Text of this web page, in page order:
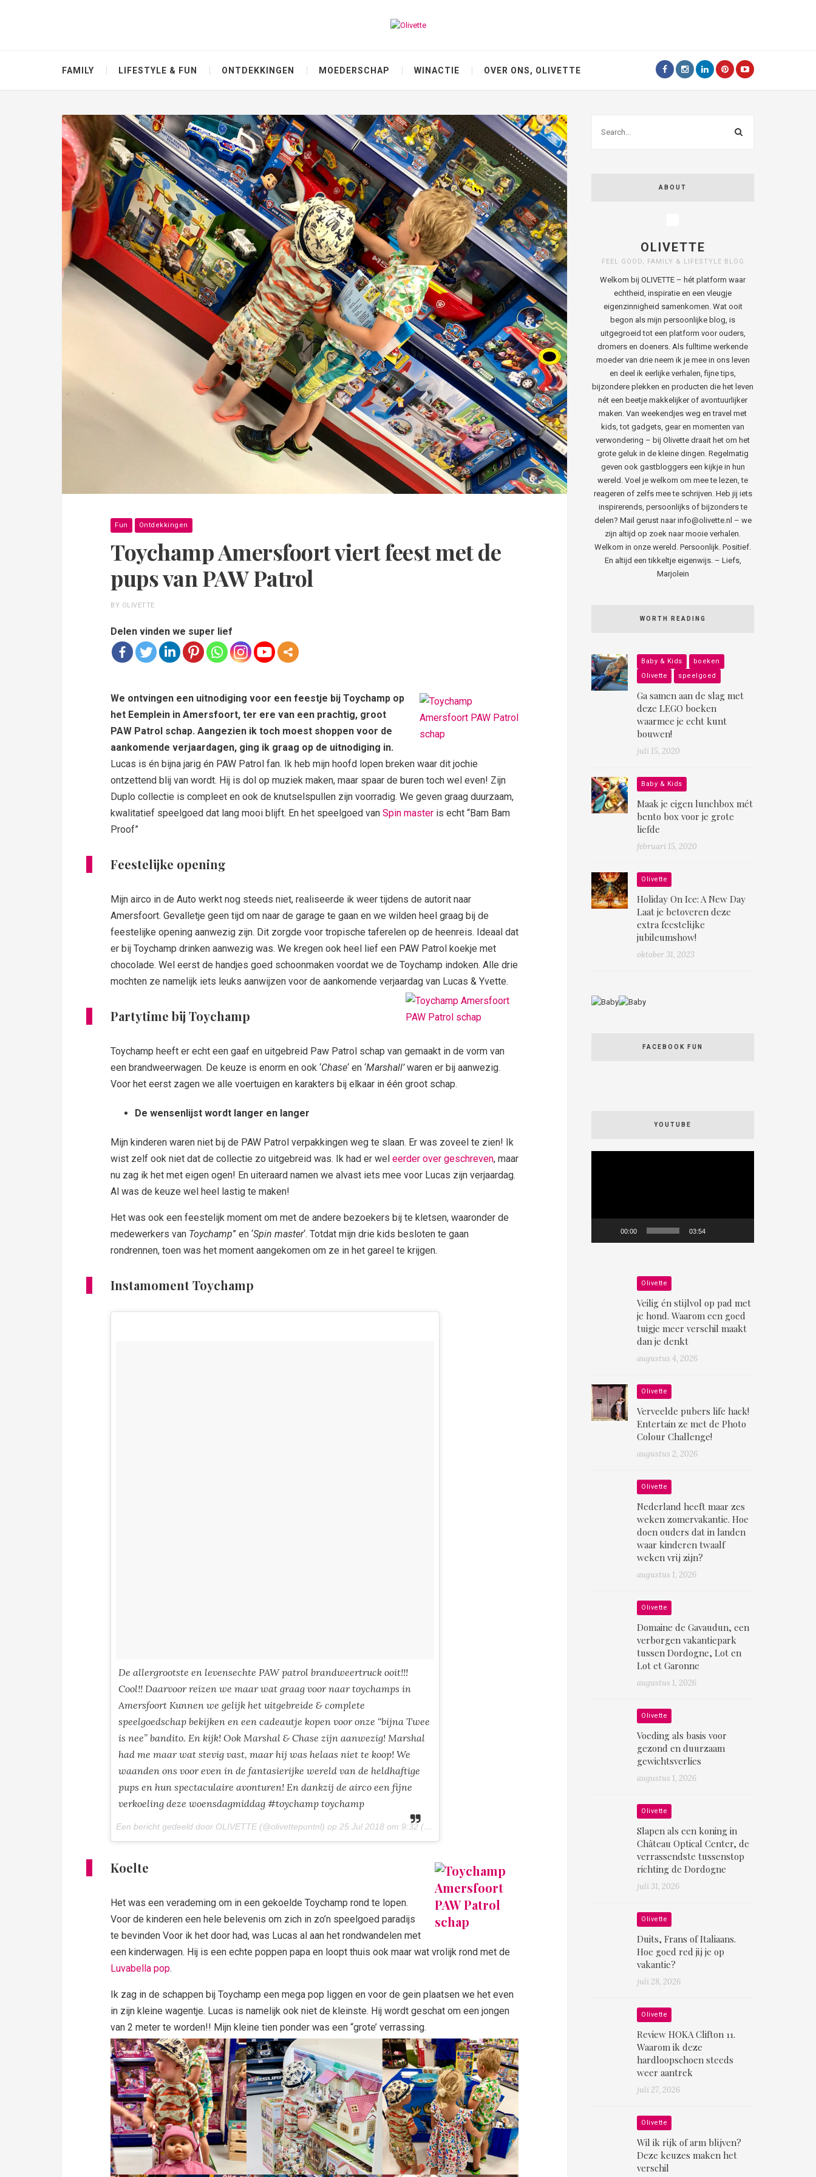
FAMILY LIFESTYLE & FUN ONTDEKKINGEN MOEDERSCHAP WINACTIE OVER ONS, OLIVETTE
Fun Ontdekkingen
Toychamp Amersfoort viert feest met de
pups van PAW Patrol
BY OLIVETTE
Delen vinden we super lief
We ontvingen een uitnodiging voor een feestje bij Toychamp op
het Eemplein in Amersfoort, ter ere van een prachtig, groot
PAW Patrol schap. Aangezien ik toch moest shoppen voor de
aankomende verjaardagen, ging ik graag op de uitnodiging in.
Lucas is én bijna jarig én PAW Patrol fan. Ik heb mijn hoofd lopen breken waar dit jochie
ontzettend blij van wordt. Hij is dol op muziek maken, maar spaar de buren toch wel even! Zijn
Duplo collectie is compleet en ook de knutselspullen zijn voorradig. We geven graag duurzaam,
kwalitatief speelgoed dat lang mooi blijft. En het speelgoed van Spin master is echt “Bam Bam
Proof”
Feestelijke opening
Mijn airco in de Auto werkt nog steeds niet, realiseerde ik weer tijdens de autorit naar
Amersfoort. Gevalletje geen tijd om naar de garage te gaan en we wilden heel graag bij de
feestelijke opening aanwezig zijn. Dit zorgde voor tropische taferelen op de heenreis. Ideaal dat
er bij Toychamp drinken aanwezig was. We kregen ook heel lief een PAW Patrol koekje met
chocolade. Wel eerst de handjes goed schoonmaken voordat we de Toychamp indoken. Alle drie
mochten ze namelijk iets leuks aanwijzen voor de aankomende verjaardag van Lucas & Yvette.
Partytime bij Toychamp
Toychamp heeft er echt een gaaf en uitgebreid Paw Patrol schap van gemaakt in de vorm van
een brandweerwagen. De keuze is enorm en ook ‘Chase‘ en ‘Marshall’waren er bij aanwezig.
Voor het eerst zagen we alle voertuigen en karakters bij elkaar in één groot schap.
De wensenlijst wordt langer en langer
Mijn kinderen waren niet bij de PAW Patrol verpakkingen weg te slaan. Er was zoveel te zien! Ik
wist zelf ook niet dat de collectie zo uitgebreid was. Ik had er wel eerder over geschreven, maar
nu zag ik het met eigen ogen! En uiteraard namen we alvast iets mee voor Lucas zijn verjaardag.
Al was de keuze wel heel lastig te maken!
Het was ook een feestelijk moment om met de andere bezoekers bij te kletsen, waaronder de
medewerkers van Toychamp” en ‘Spin master‘. Totdat mijn drie kids besloten te gaan
rondrennen, toen was het moment aangekomen om ze in het gareel te krijgen.
Instamoment Toychamp
De allergrootste en levensechte PAW patrol brandweertruck ooit!!!
Cool!! Daarvoor reizen we maar wat graag voor naar toychamps in
Amersfoort Kunnen we gelijk het uitgebreide & complete
speelgoedschap bekijken en een cadeautje kopen voor onze “bijna Twee
is nee” bandito. En kijk! Ook Marshal & Chase zijn aanwezig! Marshal
had me maar wat stevig vast, maar hij was helaas niet te koop! We
waanden ons voor even in de fantasierijke wereld van de heldhaftige
pups en hun spectaculaire avonturen! En dankzij de airco een fijne
verkoeling deze woensdagmiddag #toychamp toychamp
Een bericht gedeeld door OLIVETTE (@olivettepuntnl) op 25 Jul 2018 om 9:32 (PDT)
Koelte
Het was een verademing om in een gekoelde Toychamp rond te lopen.
Voor de kinderen een hele belevenis om zich in zo’n speelgoed paradijs
te bevinden Voor ik het door had, was Lucas al aan het rondwandelen met
een kinderwagen. Hij is een echte poppen papa en loopt thuis ook maar wat vrolijk rond met de
Luvabella pop.
Ik zag in de schappen bij Toychamp een mega pop liggen en voor de gein plaatsen we het even
in zijn kleine wagentje. Lucas is namelijk ook niet de kleinste. Hij wordt geschat om een jongen
van 2 meter te worden!! Mijn kleine tien ponder was een “grote’ verrassing.
ABOUT
OLIVETTE
FEEL GOOD, FAMILY & LIFESTYLE BLOG
Welkom bij OLIVETTE – hét platform waar
echtheid, inspiratie en een vleugje
eigenzinnigheid samenkomen. Wat ooit
begon als mijn persoonlijke blog, is
uitgegroeid tot een platform voor ouders,
dromers en doeners. Als fulltime werkende
moeder van drie neem ik je mee in ons leven
en deel ik eerlijke verhalen, fijne tips,
bijzondere plekken en producten die het leven
nét een beetje makkelijker of avontuurlijker
maken. Van weekendjes weg en travel met
kids, tot gadgets, gear en momenten van
verwondering – bij Olivette draait het om het
grote geluk in de kleine dingen. Regelmatig
geven ook gastbloggers een kijkje in hun
wereld. Voel je welkom om mee te lezen, te
reageren of zelfs mee te schrijven. Heb jij iets
inspirerends, persoonlijks of bijzonders te
delen? Mail gerust naar info@olivette.nl – we
zijn altijd op zoek naar mooie verhalen.
Welkom in onze wereld. Persoonlijk. Positief.
En altijd een tikkeltje eigenwijs. – Liefs,
Marjolein
WORTH READING
Baby & Kids
boeken
Olivette
speelgoed
Ga samen aan de slag met
deze LEGO boeken
waarmee je echt kunt
bouwen!
juli 15, 2020
Baby & Kids
Maak je eigen lunchbox mét
bento box voor je grote
liefde
februari 15, 2020
Olivette
Holiday On Ice: A New Day
Laat je betoveren deze
extra feestelijke
jubileumshow!
oktober 31, 2023
FACEBOOK FUN
YOUTUBE
00:00 03:54
Olivette
Veilig én stijlvol op pad met
je hond. Waarom een goed
tuigje meer verschil maakt
dan je denkt
augustus 4, 2026
Olivette
Verveelde pubers life hack!
Entertain ze met de Photo
Colour Challenge!
augustus 2, 2026
Olivette
Nederland heeft maar zes
weken zomervakantie. Hoe
doen ouders dat in landen
waar kinderen twaalf
weken vrij zijn?
augustus 1, 2026
Olivette
Domaine de Gavaudun, een
verborgen vakantiepark
tussen Dordogne, Lot en
Lot et Garonne
augustus 1, 2026
Olivette
Voeding als basis voor
gezond en duurzaam
gewichtsverlies
augustus 1, 2026
Olivette
Slapen als een koning in
Château Optical Center, de
verrassendste tussenstop
richting de Dordogne
juli 31, 2026
Olivette
Duits, Frans of Italiaans.
Hoe goed red jij je op
vakantie?
juli 28, 2026
Olivette
Review HOKA Clifton 11.
Waarom ik deze
hardloopschoen steeds
weer aantrek
juli 27, 2026
Olivette
Wil ik rijk of arm blijven?
Deze keuzes maken het
verschil